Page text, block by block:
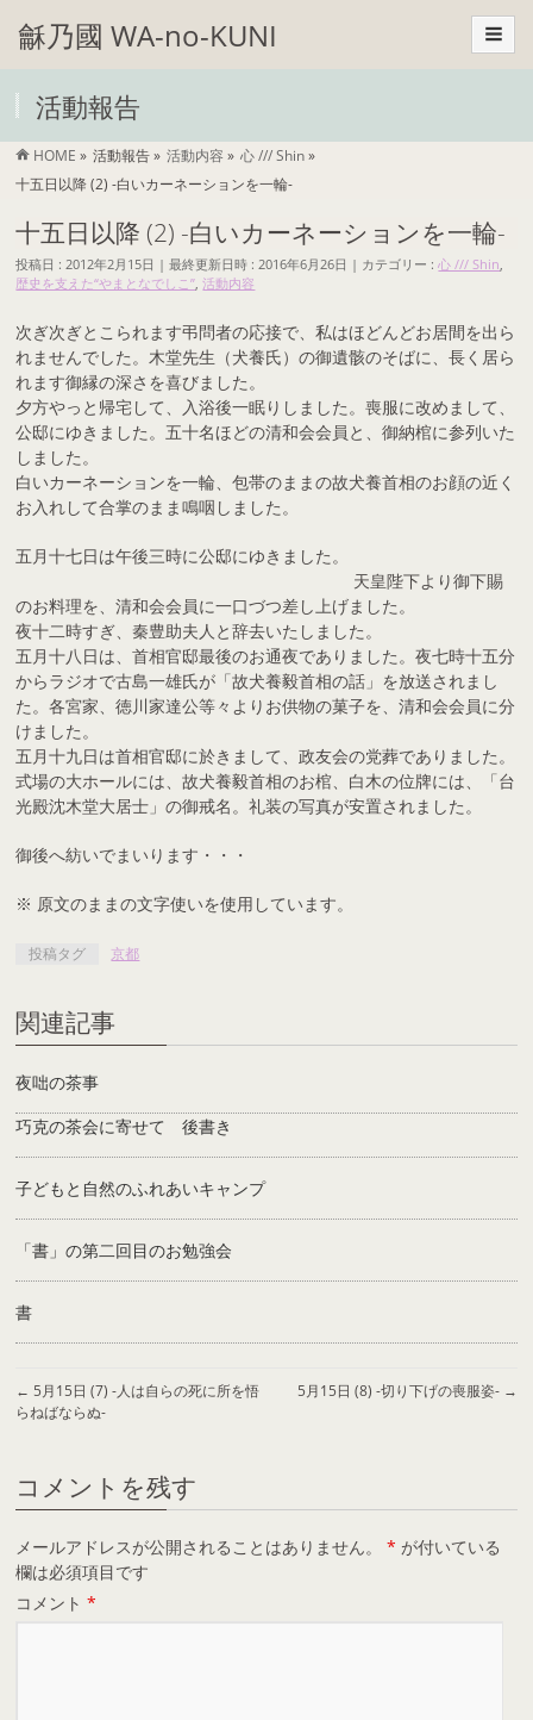
龢乃國 WA-no-KUNI
活動報告
HOME » 活動報告» 活動内容 » 心 /// Shin»
十五日以降 (2) -白いカーネーションを一輪-
十五日以降 (2) -白いカーネーションを一輪-
投稿日 : 2012年2月15日 最終更新日時 : 2016年6月26日 カテゴリー :心 /// Shin,
歴史を支えた“やまとなでしこ”,活動内容
次ぎ次ぎとこられます弔問者の応接で、私はほどんどお居間を出ら
れませんでした。木堂先生（犬養氏）の御遺骸のそばに、長く居ら
れます御縁の深さを喜びました。
夕方やっと帰宅して、入浴後一眠りしました。喪服に改めまして、
公邸にゆきました。五十名ほどの清和会会員と、御納棺に参列いた
しました。
白いカーネーションを一輪、包帯のままの故犬養首相のお顔の近く
お入れして合掌のまま鳴咽しました。
五月十七日は午後三時に公邸にゆきました。
天皇陛下より御下賜
のお料理を、清和会会員に一口づつ差し上げました。
夜十二時すぎ、秦豊助夫人と辞去いたしました。
五月十八日は、首相官邸最後のお通夜でありました。夜七時十五分
からラジオで古島一雄氏が「故犬養毅首相の話」を放送されまし
た。各宮家、徳川家達公等々よりお供物の菓子を、清和会会員に分
けました。
五月十九日は首相官邸に於きまして、政友会の党葬でありました。
式場の大ホールには、故犬養毅首相のお棺、白木の位牌には、「台
光殿沈木堂大居士」の御戒名。礼装の写真が安置されました。
御後へ紡いでまいります・・・
※ 原文のままの文字使いを使用しています。
投稿タグ 京都
関連記事
夜咄の茶事
巧克の茶会に寄せて 後書き
子どもと自然のふれあいキャンプ
「書」の第二回目のお勉強会
書
← 5月15日 (7) -人は自らの死に所を悟
らねばならぬ-
5月15日 (8) -切り下げの喪服姿- →
コメントを残す
メールアドレスが公開されることはありません。 * が付いている
欄は必須項目です
コメント*